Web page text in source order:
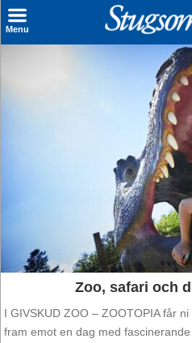
Menu
Se hur mycket du kan tjäna
Räkna ut din
hyresintäkt
Zoo, safari och
I GIVSKUD ZOO – ZOOTOPIA får
fram emot en dag med